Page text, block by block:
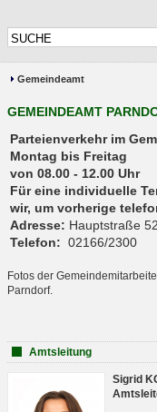
Gemeindeamt
GEMEINDEAMT
Parteienverkehr
Montag bis Freitag
von 08.00 - 12.00 Uhr
Für eine individuelle
wir, um vorherige
Adresse: Hauptstraße
Telefon: 02166/2300
Fotos der
Parndorf.
Amtsleitung
Sigrid